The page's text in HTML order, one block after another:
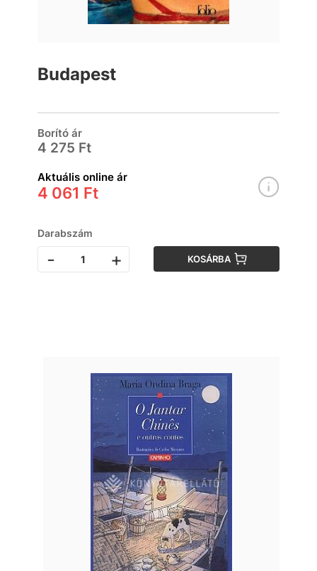
Budapest
Borító ár
4 275 Ft
Aktuális online ár
4 061 Ft
Darabszám
- + KOSÁRBA